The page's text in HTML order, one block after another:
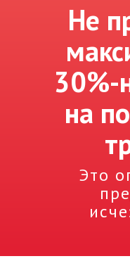
Не
30%-
на
Это